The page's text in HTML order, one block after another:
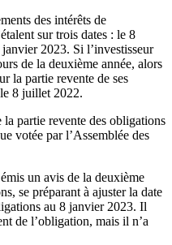
des intérêts de
sur trois dates : le 8
2023. Si l’investisseur
de la deuxième année, alors
la partie revente de ses
8 juillet 2022.
partie revente des obligations
votée par l’Assemblée des
un avis de la deuxième
se préparant à ajuster la date
au 8 janvier 2023. Il
de l’obligation, mais il n’a